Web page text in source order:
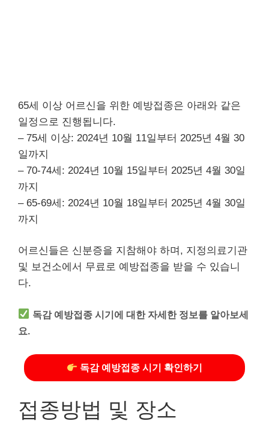
65세 이상 어르신을 위한 예방접종은 아래와 같은
일정으로 진행됩니다.
– 75세 이상: 2024년 10월 11일부터 2025년 4월 30
일까지
– 70-74세: 2024년 10월 15일부터 2025년 4월 30일
까지
– 65-69세: 2024년 10월 18일부터 2025년 4월 30일
까지
어르신들은 신분증을 지참해야 하며, 지정의료기관
및 보건소에서 무료로 예방접종을 받을 수 있습니
다.
독감 예방접종 시기에 대한 자세한 정보를 알아보세
요.
독감 예방접종 시기 확인하기
접종방법 및 장소